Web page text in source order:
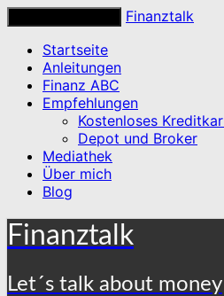
Finanztalk
Startseite
Anleitungen
Finanz ABC
Empfehlungen
Kostenloses
Depot und Broker
Mediathek
Über mich
Blog
Finanztalk
Let´s talk about money